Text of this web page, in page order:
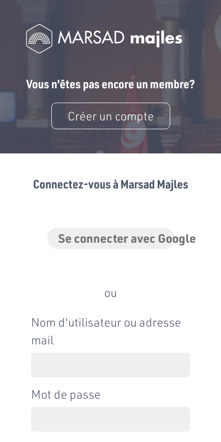
Vous n'êtes pas encore un membre?
Créer un compte
Connectez-vous à Marsad Majles
Se connecter avec Google
ou
Nom d'utilisateur ou adresse
mail
Mot de passe